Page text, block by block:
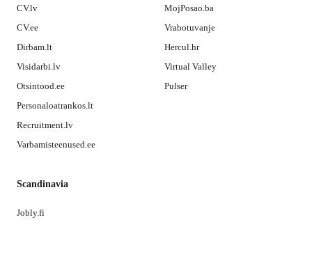
CV.lv
CV.ee
Dirbam.lt
Visidarbi.lv
Otsintood.ee
Personaloatrankos.lt
Recruitment.lv
Varbamisteenused.ee
MojPosao.ba
Vrabotuvanje
Hercul.hr
Virtual Valley
Pulser
Scandinavia
Jobly.fi